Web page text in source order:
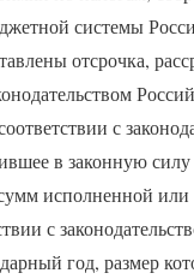
системы
отсрочка,
с
в законную
исполненной
с
год, размер